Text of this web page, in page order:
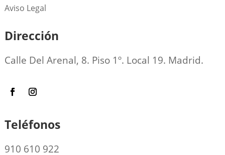
Aviso Legal
Dirección
Calle Del Arenal, 8. Piso 1º. Local 19. Madrid.
Teléfonos
910 610 922